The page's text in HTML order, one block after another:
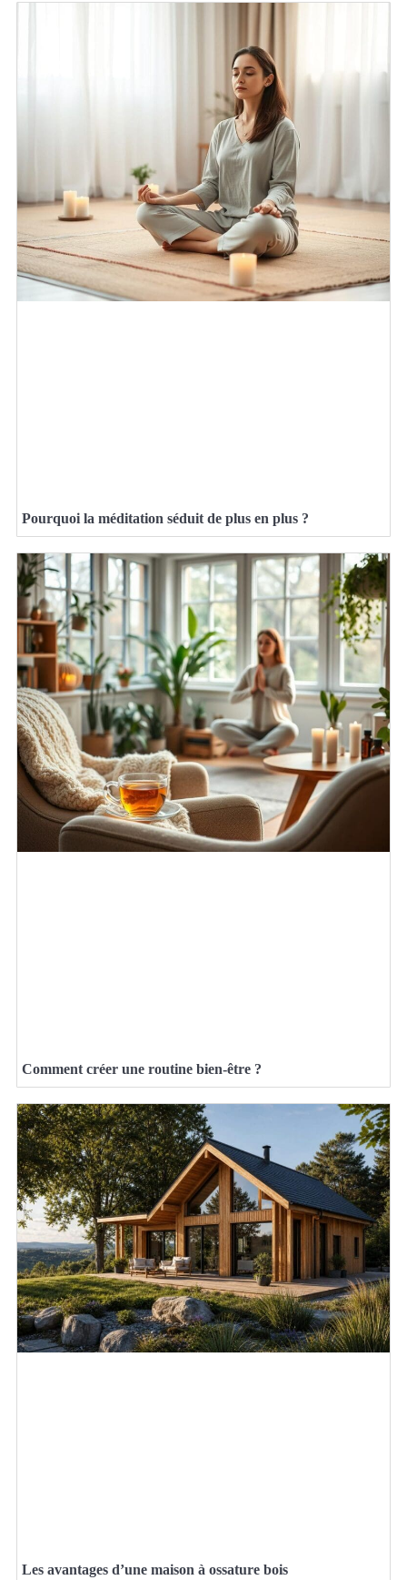
Pourquoi la méditation séduit de plus en plus ?
Comment créer une routine bien-être ?
Les avantages d’une maison à ossature bois